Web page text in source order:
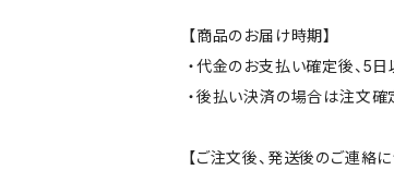
【商品のお届け時期】
・代金のお支払い確定後、5日
・後払い決済の場合は注文確
【ご注文後、発送後のご連絡に